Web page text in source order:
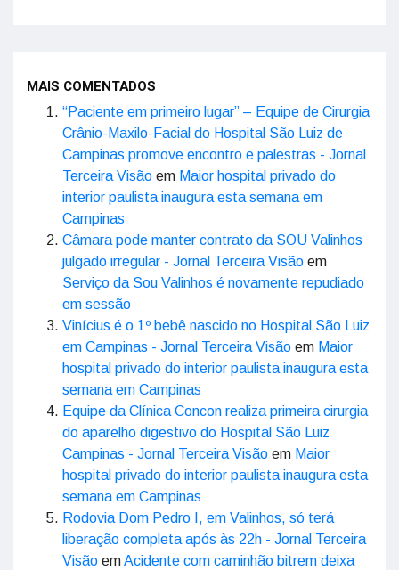
MAIS COMENTADOS
“Paciente em primeiro lugar” – Equipe de Cirurgia
Crânio-Maxilo-Facial do Hospital São Luiz de
Campinas promove encontro e palestras - Jornal
Terceira Visão em Maior hospital privado do
interior paulista inaugura esta semana em
Campinas
Câmara pode manter contrato da SOU Valinhos
julgado irregular - Jornal Terceira Visão em
Serviço da Sou Valinhos é novamente repudiado
em sessão
Vinícius é o 1º bebê nascido no Hospital São Luiz
em Campinas - Jornal Terceira Visão em Maior
hospital privado do interior paulista inaugura esta
semana em Campinas
Equipe da Clínica Concon realiza primeira cirurgia
do aparelho digestivo do Hospital São Luiz
Campinas - Jornal Terceira Visão em Maior
hospital privado do interior paulista inaugura esta
semana em Campinas
Rodovia Dom Pedro I, em Valinhos, só terá
liberação completa após às 22h - Jornal Terceira
Visão emAcidente com caminhão bitrem deixa